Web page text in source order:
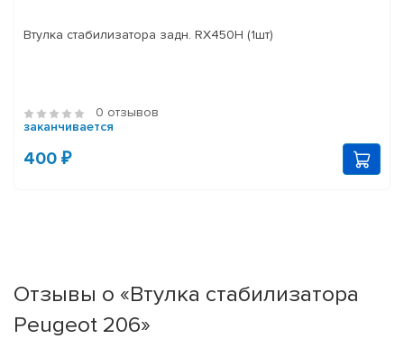
Втулка стабилизатора задн. RX450H (1шт)
0 отзывов
заканчивается
400 ₽
Отзывы о «Втулка стабилизатора
Peugeot 206»